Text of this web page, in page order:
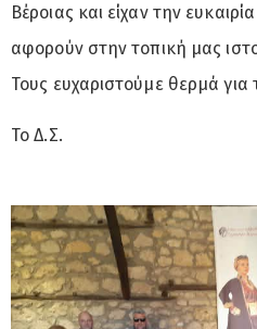
Βέροιας και είχαν την
αφορούν στην τοπική μας
Τους ευχαριστούμε θερμά για
Το Δ.Σ.